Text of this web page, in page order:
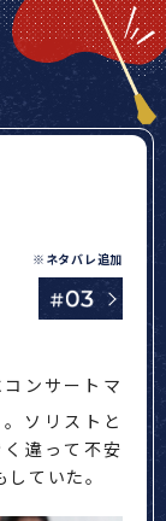
※ネタバレ追加
ンサートマ
。ソリストと
違って不安
ていた。